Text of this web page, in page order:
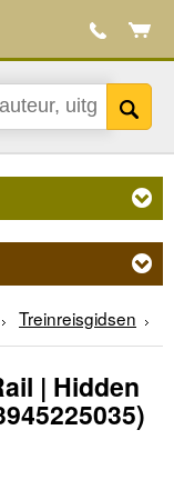
Treinreisgidsen
| Hidden